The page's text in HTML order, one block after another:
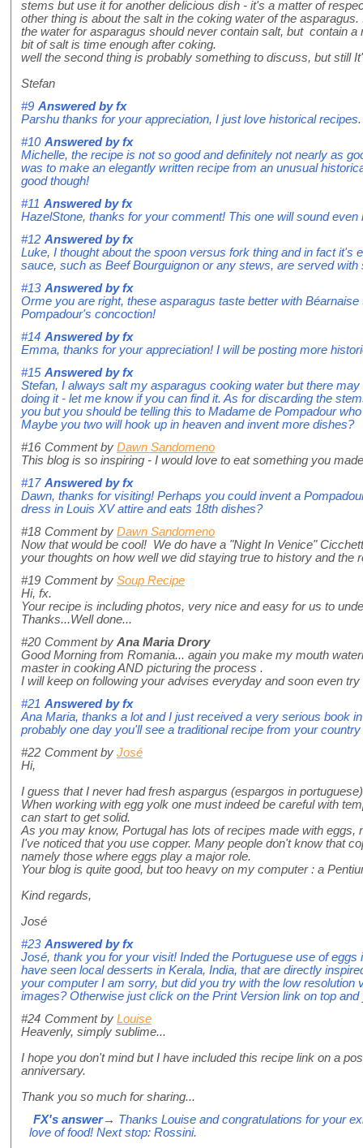
stems but use it for another delicious dish - it's a matter of
other thing is about the salt in the coking water of the
the water for asparagus should never contain salt, but contain a
bit of salt is time enough after coking.
well the second thing is probably something to discuss, but still
Stefan
#9 Answered byfx
Parshu thanks for your appreciation, I just love historical
#10 Answered byfx
Michelle, the recipe is not so good and definitely not nearly as
was to make an elegantly written recipe from an unusual
good though!
#11 Answered byfx
HazelStone, thanks for your comment! This one will sound even
#12 Answered byfx
Luke, I thought about the spoon versus fork thing and in fact it's
sauce, such as Beef Bourguignon or any stews, are served with
#13 Answered byfx
Orme you are right, these asparagus taste better with
Pompadour's concoction!
#14 Answered byfx
Emma, thanks for your appreciation! I will be posting more
#15 Answered byfx
Stefan, I always salt my asparagus cooking water but there
doing it - let me know if you can find it. As for discarding the
you but you should be telling this to Madame de Pompadour
Maybe you two will hook up in heaven and invent more dishes?
#16 Comment by Dawn Sandomeno
This blog is so inspiring - I would love to eat something you
#17 Answered byfx
Dawn, thanks for visiting! Perhaps you could invent a
dress in Louis XV attire and eats 18th dishes?
#18 Comment by Dawn Sandomeno
Now that would be cool! We do have a "Night In Venice"
your thoughts on how well we did staying true to history and the
#19 Comment by Soup Recipe
Hi, fx.
Your recipe is including photos, very nice and easy for us to
Thanks...Well done...
#20 Comment by Ana Maria Drory
Good Morning from Romania... again you make my mouth
master in cooking AND picturing the process .
I will keep on following your advises everyday and soon even try
#21 Answered byfx
Ana Maria, thanks a lot and I just received a very serious book
probably one day you'll see a traditional recipe from your
#22 Comment by José
Hi,
I guess that I never had fresh aspargus (espargos in
When working with egg yolk one must indeed be careful with
can start to get solid.
As you may know, Portugal has lots of recipes made with eggs,
I've noticed that you use copper. Many people don't know that
namely those where eggs play a major role.
Your blog is quite good, but too heavy on my computer : a
Kind regards,
José
#23 Answered byfx
José, thank you for your visit! Inded the Portuguese use of
have seen local desserts in Kerala, India, that are directly
your computer I am sorry, but did you try with the low resolution
images? Otherwise just click on the Print Version link on top
#24 Comment by Louise
Heavenly, simply sublime...
I hope you don't mind but I have included this recipe link on a
anniversary.
Thank you so much for sharing...
FX's answer→ Thanks Louise and congratulations for your
love of food! Next stop: Rossini.